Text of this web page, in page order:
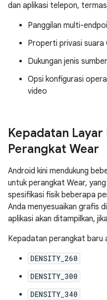
dan aplikasi telepon,
Panggilan multi-
Properti privasi suara
Dukungan jenis
Opsi konfigurasi
video
Kepadatan
Perangkat Wear
Android kini mendukung
untuk perangkat Wear,
spesifikasi fisik beberapa
Anda menyesuaikan grafis
aplikasi akan ditampilkan,
Kepadatan perangkat baru
DENSITY_260
DENSITY_300
DENSITY_340